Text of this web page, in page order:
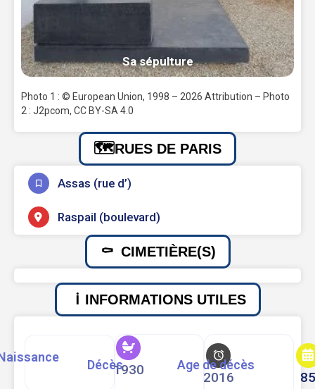
Sa sépulture
Photo 1 : © European Union, 1998 – 2026 Attribution – Photo
2 : J2pcom, CC BY-SA 4.0
RUES DE PARIS
Assas (rue d’)
Raspail (boulevard)
CIMETIÈRE(S)
INFORMATIONS UTILES
1930
Décès
2016
Age de décès